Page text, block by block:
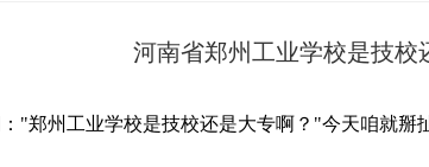
河南省郑州工业学校是技校
州工业学校是技校还是大专啊？"今天咱就掰